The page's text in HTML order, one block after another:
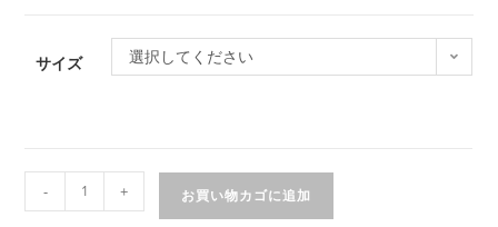
サイズ 選択してください
- + お買い物カゴに追加